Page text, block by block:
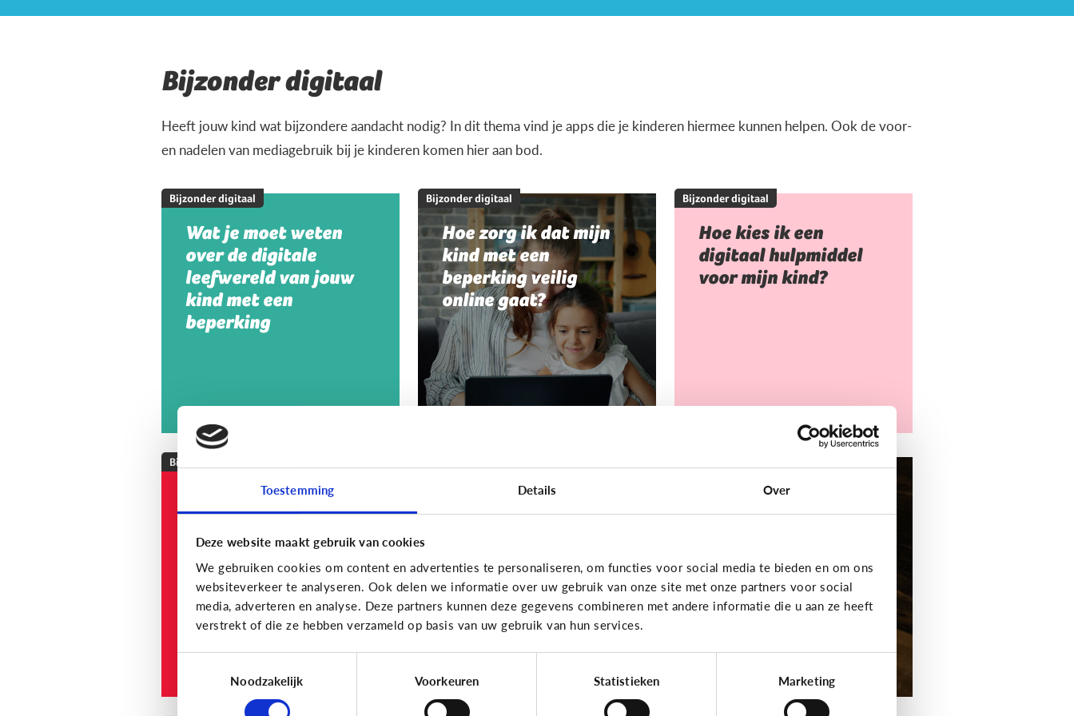
Toestemming Details Over
Deze website maakt gebruik van cookies
We gebruiken cookies om content en advertenties te personaliseren, om functies voor social media te bieden en om ons
websiteverkeer te analyseren. Ook delen we informatie over uw gebruik van onze site met onze partners voor social
media, adverteren en analyse. Deze partners kunnen deze gegevens combineren met andere informatie die u aan ze heeft
verstrekt of die ze hebben verzameld op basis van uw gebruik van hun services.
Noodzakelijk
Voorkeuren Statistieken Marketing
Bijzonder digitaal
Heeft jouw kind wat bijzondere aandacht nodig? In dit thema vind je apps die je kinderen hiermee kunnen helpen. Ook de voor-
en nadelen van mediagebruik bij je kinderen komen hier aan bod.
Bijzonder digitaal
Wat je moet weten
over de digitale
leefwereld van jouw
kind met een
beperking
Bijzonder digitaal
Hoe zorg ik dat mijn
kind met een
beperking veilig
online gaat?
Bijzonder digitaal
Hoe kies ik een
digitaal hulpmiddel
voor mijn kind?
Bijzonder digitaal
Mijn kind is
slechthorend of doof.
Welke apps of
toepassingen kunnen
helpen?
Mijn kind is
slechtziend of blind.
toepassingen kunnen
helpen?
Mijn kind heeft moeite
met schrijven en
of toepassingen
kunnen helpen?